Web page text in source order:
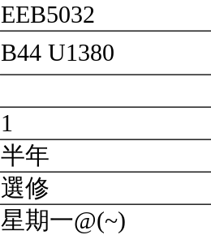
EEB5032
B44 U1380
1
半年
選修
星期一@(~)